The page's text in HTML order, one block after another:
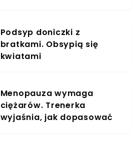
Podsyp doniczki z
bratkami. Obsypią się
kwiatami
Menopauza wymaga
ciężarów. Trenerka
wyjaśnia, jak dopasować